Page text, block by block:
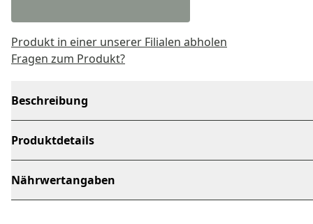
Produkt in einer unserer Filialen abholen
Fragen zum Produkt?
Beschreibung
Produktdetails
Nährwertangaben